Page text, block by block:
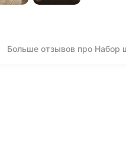
Больше отзывов про Набор